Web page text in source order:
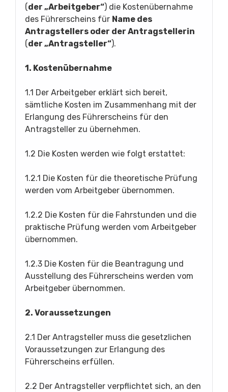
(der „Arbeitgeber“) die Kostenübernahme
des Führerscheins für Name des
Antragstellers oder der Antragstellerin
(der „Antragsteller“).
1. Kostenübernahme
1.1 Der Arbeitgeber erklärt sich bereit,
sämtliche Kosten im Zusammenhang mit der
Erlangung des Führerscheins für den
Antragsteller zu übernehmen.
1.2 Die Kosten werden wie folgt erstattet:
1.2.1 Die Kosten für die theoretische Prüfung
werden vom Arbeitgeber übernommen.
1.2.2 Die Kosten für die Fahrstunden und die
praktische Prüfung werden vom Arbeitgeber
übernommen.
1.2.3 Die Kosten für die Beantragung und
Ausstellung des Führerscheins werden vom
Arbeitgeber übernommen.
2. Voraussetzungen
2.1 Der Antragsteller muss die gesetzlichen
Voraussetzungen zur Erlangung des
Führerscheins erfüllen.
2.2 Der Antragsteller verpflichtet sich, an den